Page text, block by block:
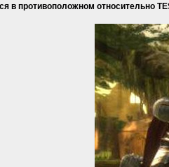
в противоположном относительно